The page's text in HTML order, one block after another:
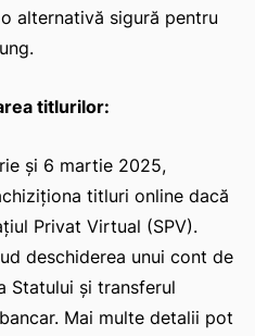
alternativă sigură pentru
titlurilor:
și 6 martie 2025,
titluri online dacă
Privat Virtual (SPV).
deschiderea unui cont de
Statului și transferul
Mai multe detalii pot